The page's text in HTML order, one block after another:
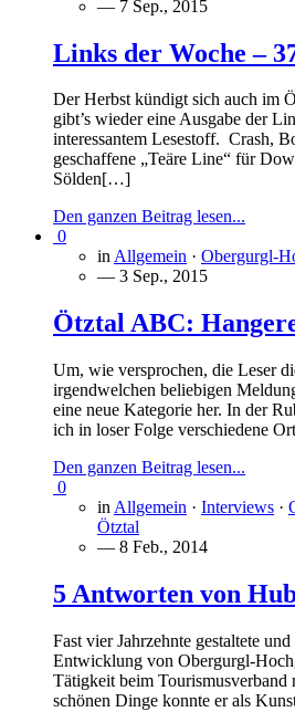
— 7 Sep., 2015
Links der Woche –
Der Herbst kündigt sich auch im
gibt’s wieder eine Ausgabe der
interessantem Lesestoff. Crash,
geschaffene „Teäre Line“ für
Sölden[…]
Den ganzen Beitrag lesen...
0
inAllgemein · Obergurgl-
— 3 Sep., 2015
Ötztal ABC:
Um, wie versprochen, die Leser
irgendwelchen beliebigen
eine neue Kategorie her. In der
ich in loser Folge verschiedene
Den ganzen Beitrag lesen...
0
in Allgemein · Interviews ·
Ötztal
— 8 Feb., 2014
5 Antworten von
Fast vier Jahrzehnte gestaltete
Entwicklung von Obergurgl-
Tätigkeit beim Tourismusverband
schönen Dinge konnte er als